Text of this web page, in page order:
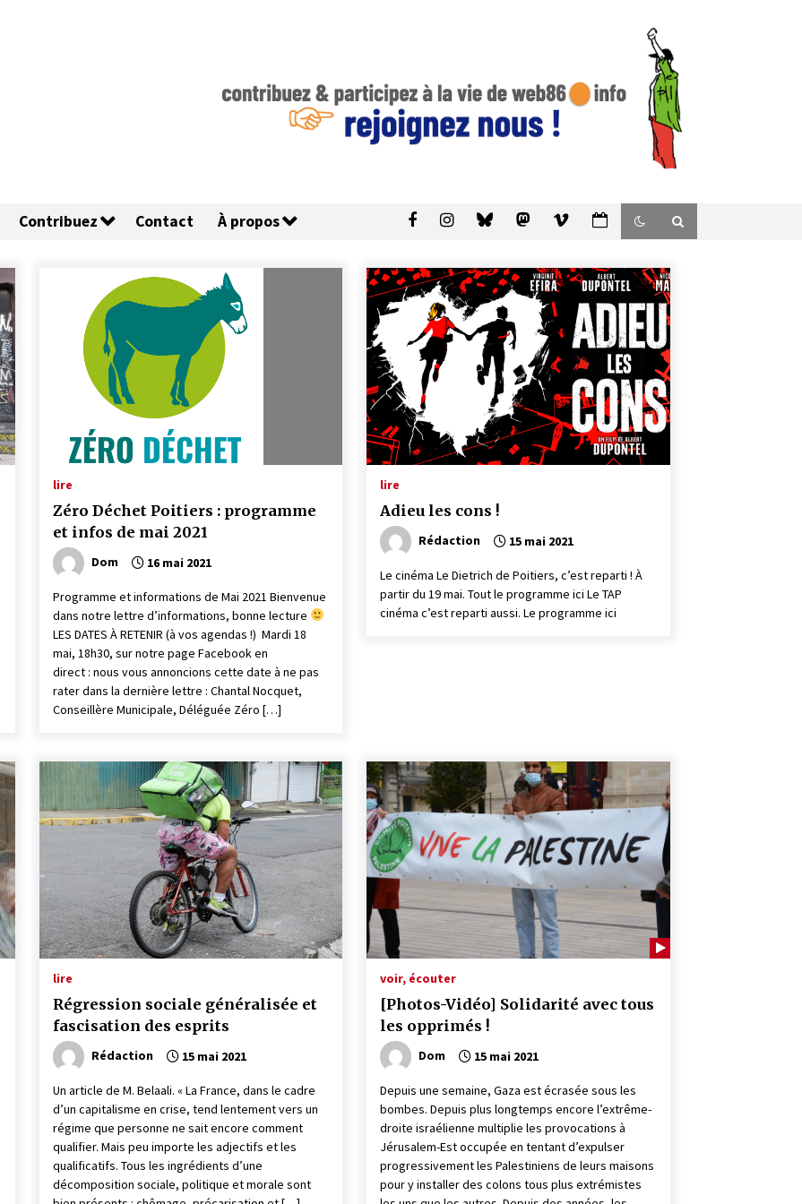
Contribuez Contact À propos
lire
Zéro Déchet Poitiers : programme
et infos de mai 2021
Dom 16 mai 2021
Programme et informations de Mai 2021 Bienvenue
dans notre lettre d’informations, bonne lecture
LES DATES À RETENIR (à vos agendas !) Mardi 18
mai, 18h30, sur notre page Facebook en
direct : nous vous annoncions cette date à ne pas
rater dans la dernière lettre : Chantal Nocquet,
Conseillère Municipale, Déléguée Zéro […]
lire
Adieu les cons !
Rédaction 15 mai 2021
Le cinéma Le Dietrich de Poitiers, c’est reparti ! À
partir du 19 mai. Tout le programme ici Le TAP
cinéma c’est reparti aussi. Le programme ici
lire
Régression sociale généralisée et
fascisation des esprits
Rédaction 15 mai 2021
Un article de M. Belaali. « La France, dans le cadre
d’un capitalisme en crise, tend lentement vers un
régime que personne ne sait encore comment
qualifier. Mais peu importe les adjectifs et les
qualificatifs. Tous les ingrédients d’une
décomposition sociale, politique et morale sont
voir, écouter
[Photos-Vidéo] Solidarité avec tous
les opprimés !
Dom 15 mai 2021
Depuis une semaine, Gaza est écrasée sous les
bombes. Depuis plus longtemps encore l’extrême-
droite israélienne multiplie les provocations à
Jérusalem-Est occupée en tentant d’expulser
progressivement les Palestiniens de leurs maisons
pour y installer des colons tous plus extrémistes